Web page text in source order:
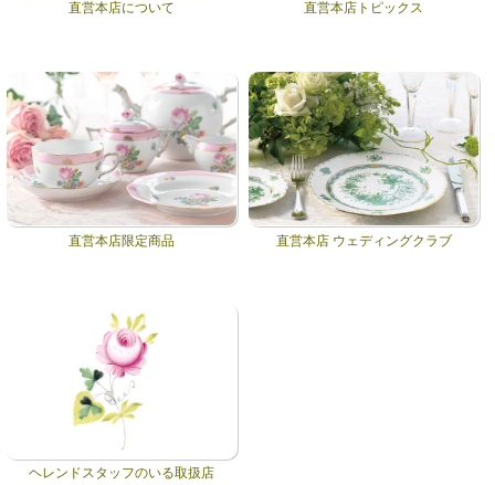
直営本店について 直営本店トピックス
直営本店限定商品 直営本店 ウェディングクラブ
ヘレンドスタッフのいる取扱店